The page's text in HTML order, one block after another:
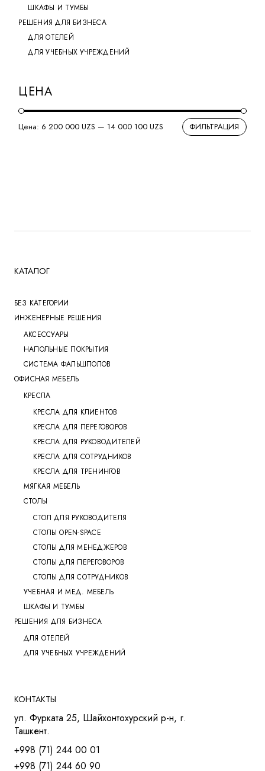
ШКАФЫ И ТУМБЫ
РЕШЕНИЯ ДЛЯ БИЗНЕСА
ДЛЯ ОТЕЛЕЙ
ДЛЯ УЧЕБНЫХ УЧРЕЖДЕНИЙ
ЦЕНА
ФИЛЬТРАЦИЯ
Цена: 6 200 000 UZS — 14 000 100 UZS
КАТАЛОГ
БЕЗ КАТЕГОРИИ
ИНЖЕНЕРНЫЕ РЕШЕНИЯ
АКСЕССУАРЫ
НАПОЛЬНЫЕ ПОКРЫТИЯ
СИСТЕМА ФАЛЬШПОЛОВ
ОФИСНАЯ МЕБЕЛЬ
КРЕСЛА
КРЕСЛА ДЛЯ КЛИЕНТОВ
КРЕСЛА ДЛЯ ПЕРЕГОВОРОВ
КРЕСЛА ДЛЯ РУКОВОДИТЕЛЕЙ
КРЕСЛА ДЛЯ СОТРУДНИКОВ
КРЕСЛА ДЛЯ ТРЕНИНГОВ
МЯГКАЯ МЕБЕЛЬ
СТОЛЫ
СТОЛ ДЛЯ РУКОВОДИТЕЛЯ
СТОЛЫ OPEN-SPACE
СТОЛЫ ДЛЯ МЕНЕДЖЕРОВ
СТОЛЫ ДЛЯ ПЕРЕГОВОРОВ
СТОЛЫ ДЛЯ СОТРУДНИКОВ
УЧЕБНАЯ И МЕД. МЕБЕЛЬ
ШКАФЫ И ТУМБЫ
РЕШЕНИЯ ДЛЯ БИЗНЕСА
ДЛЯ ОТЕЛЕЙ
ДЛЯ УЧЕБНЫХ УЧРЕЖДЕНИЙ
КОНТАКТЫ
ул. Фурката 25, Шайхонтохурский р-н, г.
Ташкент.
+998 (71) 244 00 01
+998 (71) 244 60 90